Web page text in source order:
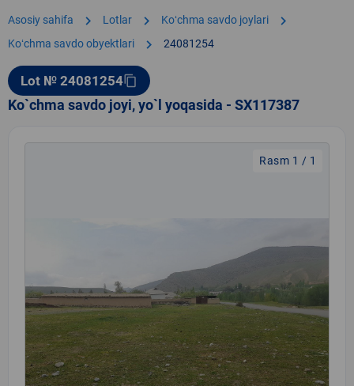
Asosiy sahifa chevron_right Lotlar chevron_right Koʻchma savdo joylari chevron_right
Koʻchma savdo obyektlari chevron_right 24081254
Lot № 24081254content_copy
Ko`chma savdo joyi, yo`l yoqasida - SX117387
Rasm 1 / 1